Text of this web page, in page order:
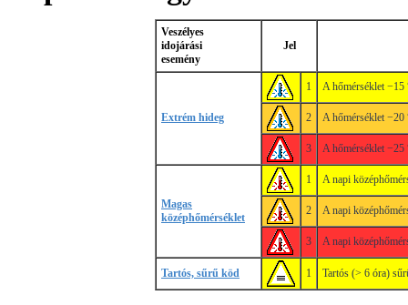
Veszélyes
idojárási
esemény
Jel
Extrém hideg
1 A hőmérséklet −15
2 A hőmérséklet −20
3 A hőmérséklet −25
Magas
középhőmérséklet
1 A napi
2 A napi
3 A napi
Tartós, sűrű köd 1 Tartós (> 6 óra)